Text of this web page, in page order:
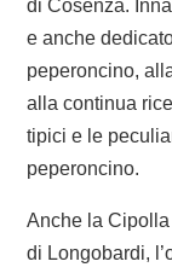
di Cosenza.
e anche
peperoncino,
alla continua
tipici e le
peperoncino.
Anche la
di Longobardi,